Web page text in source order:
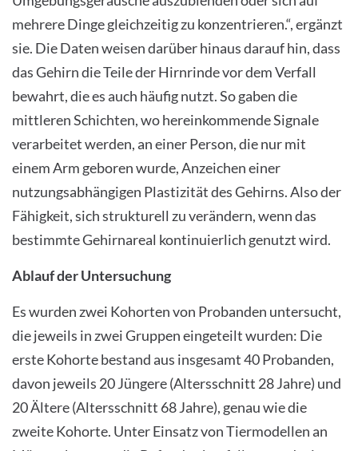
mehrere Dinge gleichzeitig zu konzentrieren.“, ergänzt
sie. Die Daten weisen darüber hinaus darauf hin, dass
das Gehirn die Teile der Hirnrinde vor dem Verfall
bewahrt, die es auch häufig nutzt. So gaben die
mittleren Schichten, wo hereinkommende Signale
verarbeitet werden, an einer Person, die nur mit
einem Arm geboren wurde, Anzeichen einer
nutzungsabhängigen Plastizität des Gehirns. Also der
Fähigkeit, sich strukturell zu verändern, wenn das
bestimmte Gehirnareal kontinuierlich genutzt wird.
Ablauf der Untersuchung
Es wurden zwei Kohorten von Probanden untersucht,
die jeweils in zwei Gruppen eingeteilt wurden: Die
erste Kohorte bestand aus insgesamt 40 Probanden,
davon jeweils 20 Jüngere (Altersschnitt 28 Jahre) und
20 Ältere (Altersschnitt 68 Jahre), genau wie die
zweite Kohorte. Unter Einsatz von Tiermodellen an